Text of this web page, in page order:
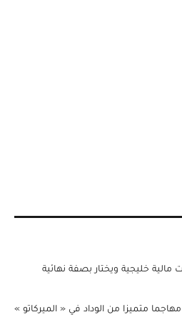
مالية خليجية ويختار بصفة نهائية
متميزا من الوداد في « الميركاتو »